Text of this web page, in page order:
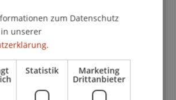
der Fachreferate
für Gesellschafts-,
für
für
zum Datenschutz
unserer
Statistik Marketing
Drittanbieter